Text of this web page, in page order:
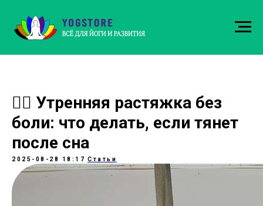
🧘‍♀️ Утренняя растяжка без
боли: что делать, если тянет
после сна
2025-08-28 18:17 Статьи